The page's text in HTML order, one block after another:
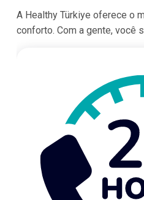
A Healthy Türkiye oferece o
conforto. Com a gente, você